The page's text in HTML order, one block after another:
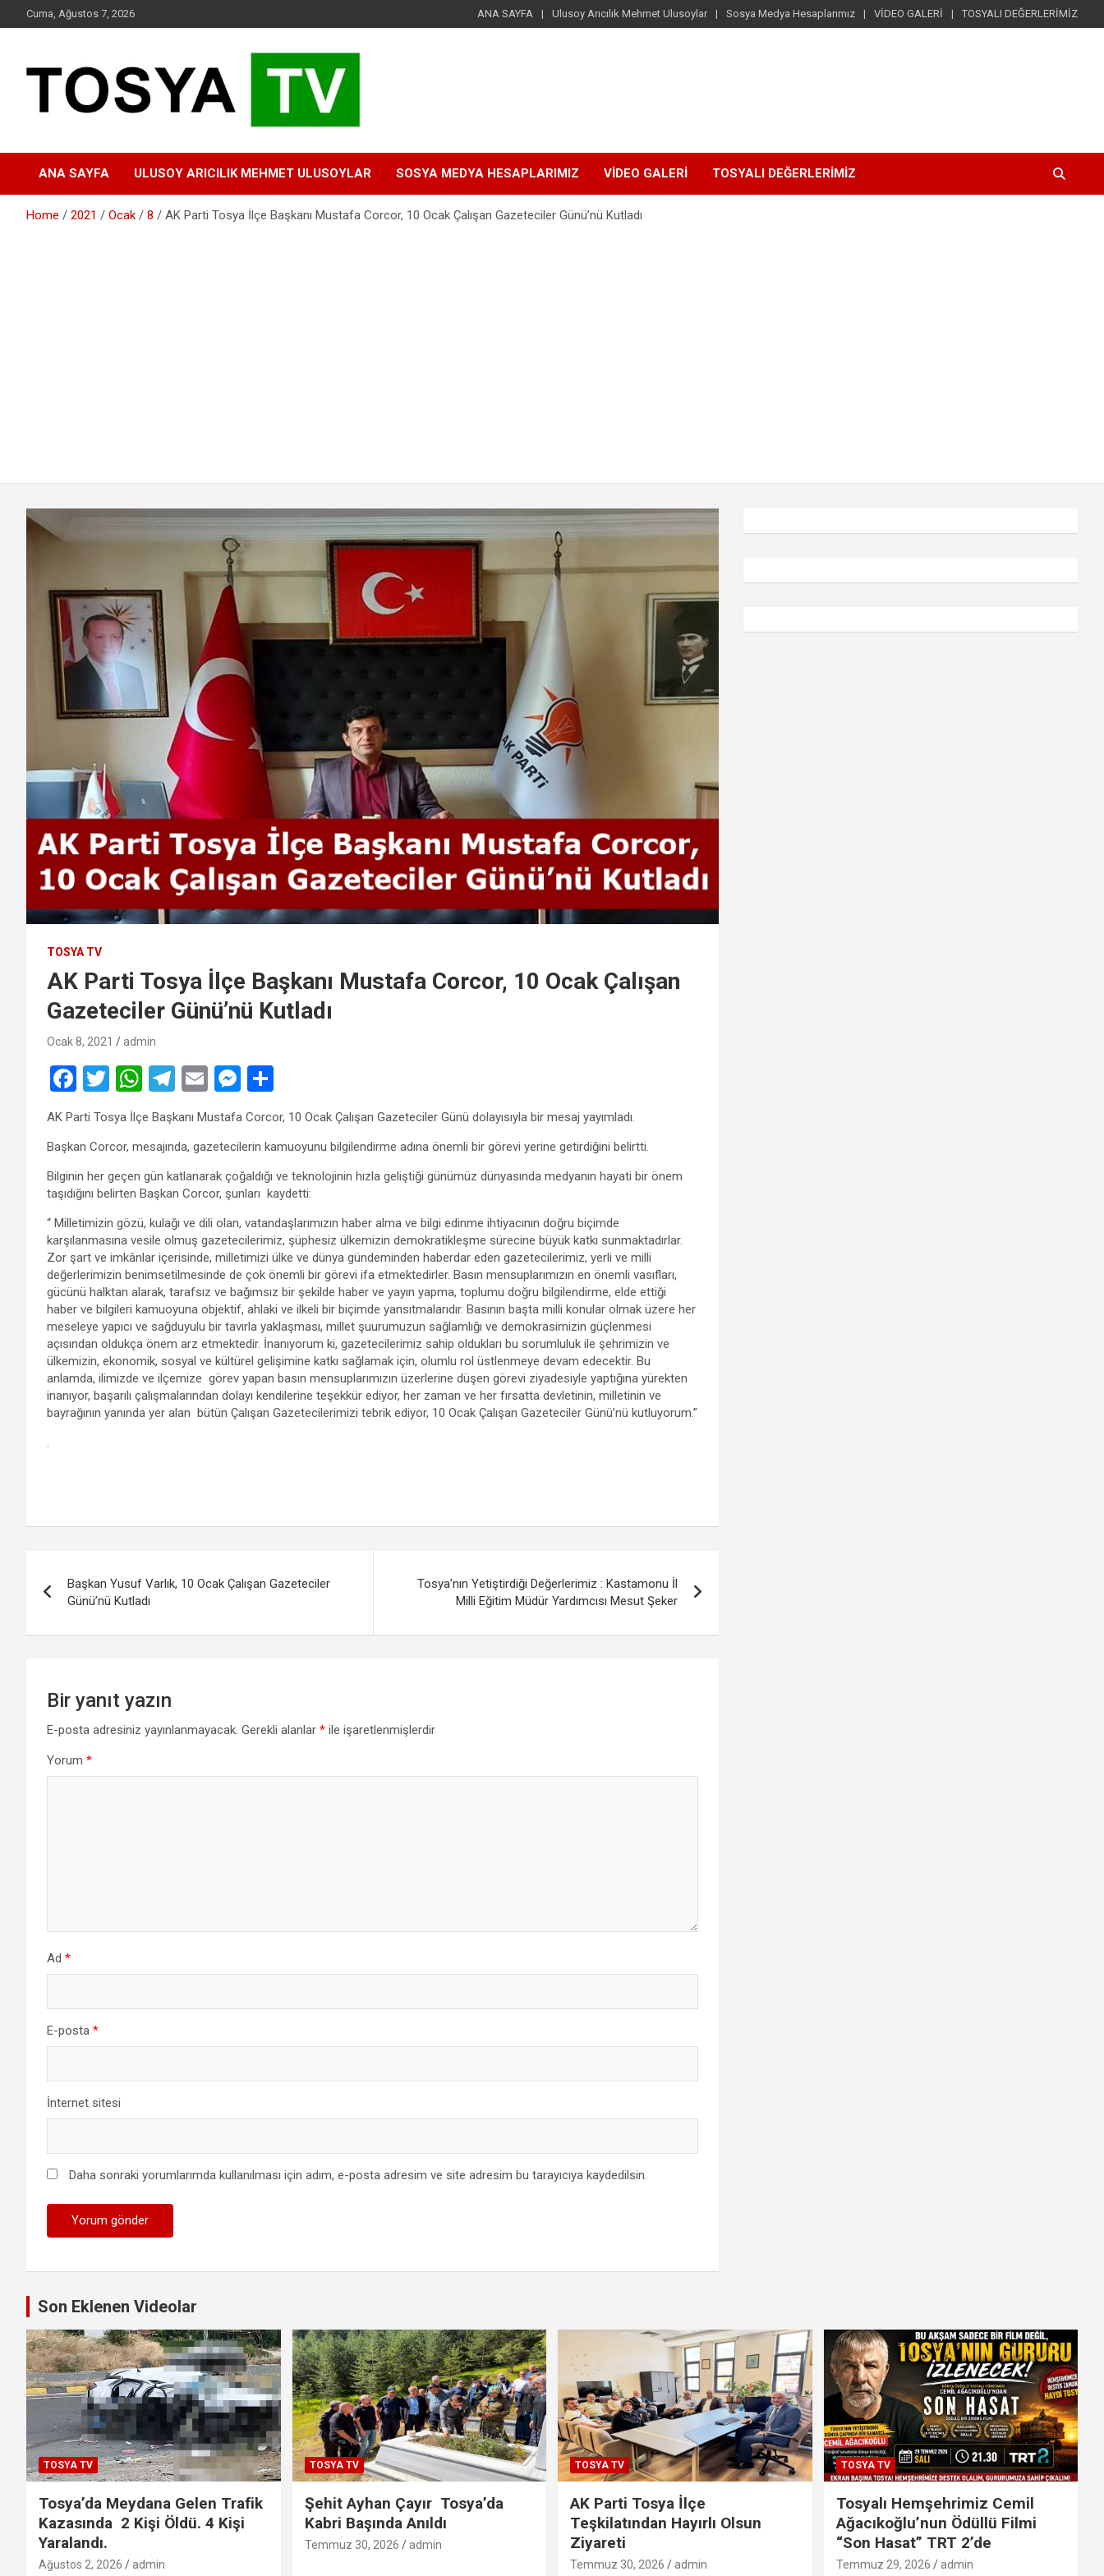
to
Cuma, Ağustos 7, 2026 ANA SAYFA Ulusoy Arıcılık Mehmet Ulusoylar Sosya Medya Hesaplarımız VİDEO GALERİ TOSYALI DEĞERLERİMİZ
ANA SAYFA ULUSOY ARICILIK MEHMET ULUSOYLAR SOSYA MEDYA HESAPLARIMIZ VİDEO GALERİ TOSYALI DEĞERLERİMİZ
Home 2021 Ocak 8 AK Parti Tosya İlçe Başkanı Mustafa Corcor, 10 Ocak Çalışan Gazeteciler Günü’nü Kutladı
TOSYA TV
AK Parti Tosya İlçe Başkanı Mustafa Corcor, 10 Ocak Çalışan
Gazeteciler Günü’nü Kutladı
Ocak 8, 2021 admin
F
a
ce
b
o
o
k
T
wi
tt
er
W
h
at
s
A
p
T
e
gr
a
E
ail
M
es
se
n
g
ar
e
AK Parti Tosya İlçe Başkanı Mustafa Corcor, 10 Ocak Çalışan Gazeteciler Günü dolayısıyla bir mesaj yayımladı.
Başkan Corcor, mesajında, gazetecilerin kamuoyunu bilgilendirme adına önemli bir görevi yerine getirdiğini belirtti.
Bilginin her geçen gün katlanarak çoğaldığı ve teknolojinin hızla geliştiği günümüz dünyasında medyanın hayati bir önem
taşıdığını belirten Başkan Corcor, şunları kaydetti:
“ Milletimizin gözü, kulağı ve dili olan, vatandaşlarımızın haber alma ve bilgi edinme ihtiyacının doğru biçimde
karşılanmasına vesile olmuş gazetecilerimiz, şüphesiz ülkemizin demokratikleşme sürecine büyük katkı sunmaktadırlar.
Zor şart ve imkânlar içerisinde, milletimizi ülke ve dünya gündeminden haberdar eden gazetecilerimiz, yerli ve milli
değerlerimizin benimsetilmesinde de çok önemli bir görevi ifa etmektedirler. Basın mensuplarımızın en önemli vasıfları,
gücünü halktan alarak, tarafsız ve bağımsız bir şekilde haber ve yayın yapma, toplumu doğru bilgilendirme, elde ettiği
haber ve bilgileri kamuoyuna objektif, ahlaki ve ilkeli bir biçimde yansıtmalarıdır. Basının başta milli konular olmak üzere her
meseleye yapıcı ve sağduyulu bir tavırla yaklaşması, millet şuurumuzun sağlamlığı ve demokrasimizin güçlenmesi
açısından oldukça önem arz etmektedir. İnanıyorum ki, gazetecilerimiz sahip oldukları bu sorumluluk ile şehrimizin ve
ülkemizin, ekonomik, sosyal ve kültürel gelişimine katkı sağlamak için, olumlu rol üstlenmeye devam edecektir. Bu
anlamda, ilimizde ve ilçemize görev yapan basın mensuplarımızın üzerlerine düşen görevi ziyadesiyle yaptığına yürekten
inanıyor, başarılı çalışmalarından dolayı kendilerine teşekkür ediyor, her zaman ve her fırsatta devletinin, milletinin ve
bayrağının yanında yer alan bütün Çalışan Gazetecilerimizi tebrik ediyor, 10 Ocak Çalışan Gazeteciler Günü’nü kutluyorum.”
gezinmesi
Başkan Yusuf Varlık, 10 Ocak Çalışan Gazeteciler
Günü’nü Kutladı
Tosya’nın Yetiştirdiği Değerlerimiz : Kastamonu İl
Milli Eğitim Müdür Yardımcısı Mesut Şeker
Bir yanıt yazın
E-posta adresiniz yayınlanmayacak. Gerekli alanlar * ile işaretlenmişlerdir
Yorum *
Ad *
E-posta *
İnternet sitesi
Daha sonraki yorumlarımda kullanılması için adım, e-posta adresim ve site adresim bu tarayıcıya kaydedilsin.
Son Eklenen Videolar
TOSYA TV
Tosya’da Meydana Gelen Trafik
Kazasında 2 Kişi Öldü. 4 Kişi
Yaralandı.
Ağustos 2, 2026 admin
TOSYA TV
Şehit Ayhan Çayır Tosya’da
Kabri Başında Anıldı
Temmuz 30, 2026 admin
TOSYA TV
AK Parti Tosya İlçe
Teşkilatından Hayırlı Olsun
Ziyareti
Temmuz 30, 2026 admin
TOSYA TV
Tosyalı Hemşehrimiz Cemil
Ağacıkoğlu’nun Ödüllü Filmi
“Son Hasat” TRT 2’de
Temmuz 29, 2026 admin